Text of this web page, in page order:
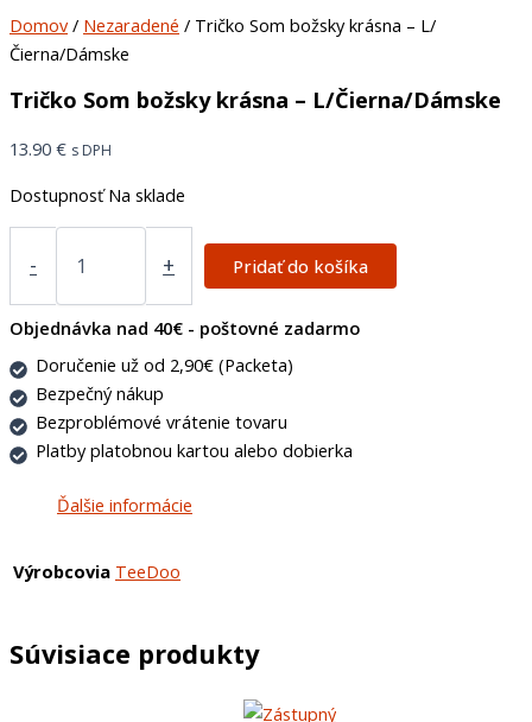
Domov/ Nezaradené / Tričko Som božsky krásna – L/
Čierna/Dámske
Tričko Som božsky krásna – L/Čierna/Dámske
13.90 € s DPH
Dostupnosť Na sklade
- + Pridať do košíka
Objednávka nad 40€ - poštovné zadarmo
Doručenie už od 2,90€ (Packeta)
Bezpečný nákup
Bezproblémové vrátenie tovaru
Platby platobnou kartou alebo dobierka
Ďalšie informácie
Výrobcovia TeeDoo
Súvisiace produkty